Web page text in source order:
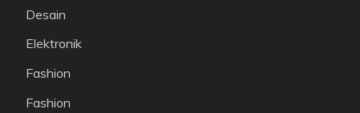
Desain
Elektronik
Fashion
Fashion